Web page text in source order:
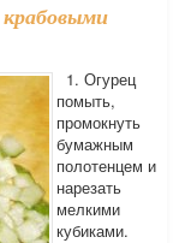
1. Огурец
помыть,
промокнуть
бумажным
полотенцем и
нарезать
мелкими
кубиками.